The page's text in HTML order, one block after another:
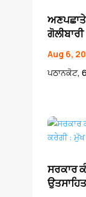
ਅਣਪਛਾਤੇ
ਗੋਲੀਬਾਰੀ
Aug 6,
ਪਠਾਨਕੋਟ,
ਸਰਕਾਰ